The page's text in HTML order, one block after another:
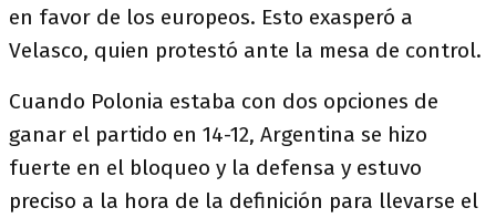
en favor de los europeos. Esto exasperó a
Velasco, quien protestó ante la mesa de control.
Cuando Polonia estaba con dos opciones de
ganar el partido en 14-12, Argentina se hizo
fuerte en el bloqueo y la defensa y estuvo
preciso a la hora de la definición para llevarse el